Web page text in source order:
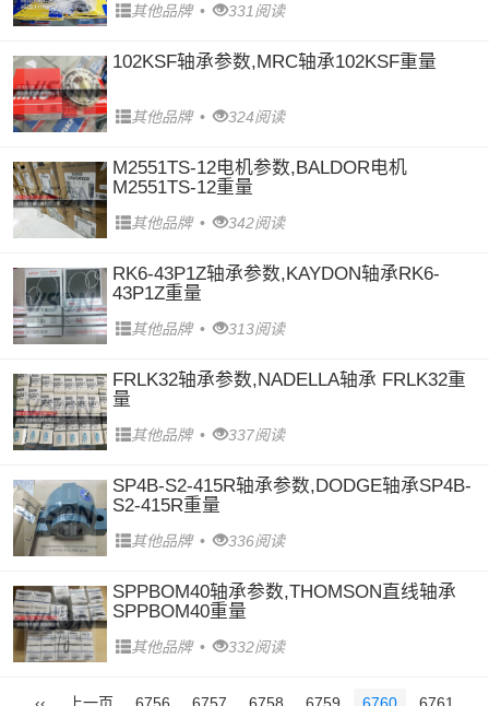
其他品牌 • 331阅读
102KSF轴承参数,MRC轴承102KSF重量
其他品牌 • 324阅读
M2551TS-12电机参数,BALDOR电机
M2551TS-12重量
其他品牌 • 342阅读
RK6-43P1Z轴承参数,KAYDON轴承RK6-
43P1Z重量
其他品牌 • 313阅读
FRLK32轴承参数,NADELLA轴承 FRLK32重
量
其他品牌 • 337阅读
SP4B-S2-415R轴承参数,DODGE轴承SP4B-
S2-415R重量
其他品牌 • 336阅读
SPPBOM40轴承参数,THOMSON直线轴承
SPPBOM40重量
其他品牌 • 332阅读